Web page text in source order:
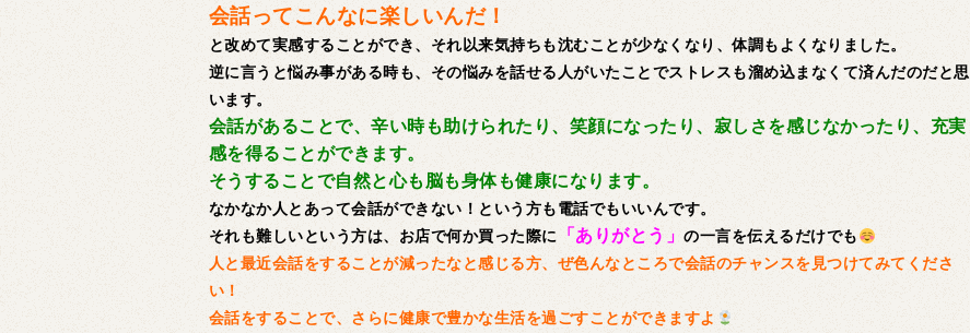
会話ってこんなに楽しいんだ！
と改めて実感することができ、それ以来気持ちも沈むことが少なくなり、体調もよくなりました。
逆に言うと悩み事がある時も、その悩みを話せる人がいたことでストレスも溜め込まなくて済んだのだと思
います。
会話があることで、辛い時も助けられたり、笑顔になったり、寂しさを感じなかったり、充実
感を得ることができます。
そうすることで自然と心も脳も身体も健康になります。
なかなか人とあって会話ができない！という方も電話でもいいんです。
それも難しいという方は、お店で何か買った際に 「ありがとう」の一言を伝えるだけでも
人と最近会話をすることが減ったなと感じる方、ぜ色んなところで会話のチャンスを見つけてみてくださ
い！
会話をすることで、さらに健康で豊かな生活を過ごすことができますよ